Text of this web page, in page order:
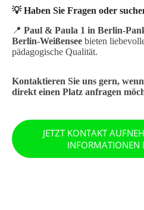
💡Haben Sie Fragen oder
📍 Paul & Paula 1 in Berlin-
Berlin-Weißensee bieten
pädagogische Qualität.
Kontaktieren Sie uns gern,
direkt einen Platz anfragen
JETZT KONTAKT
INFORMATIONEN